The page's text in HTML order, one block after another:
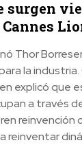
surgen
Thor
la industria.
explicó que
a través
reinvención
reinventar